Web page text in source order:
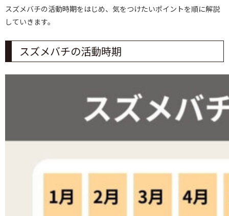
スズメバチの活動時期をはじめ、気をつけたいポイントを順に解説
していきます。
スズメバチの活動時期